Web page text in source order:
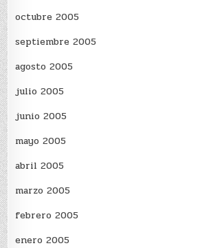
octubre 2005
septiembre 2005
agosto 2005
julio 2005
junio 2005
mayo 2005
abril 2005
marzo 2005
febrero 2005
enero 2005